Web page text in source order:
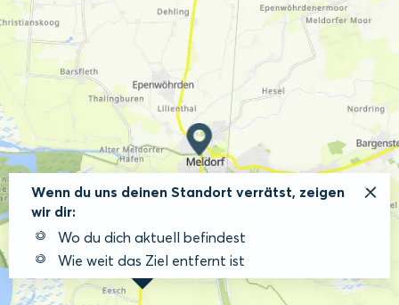
Wenn du uns deinen Standort verrätst, zeigen
wir dir:
Wo du dich aktuell befindest
Wie weit das Ziel entfernt ist